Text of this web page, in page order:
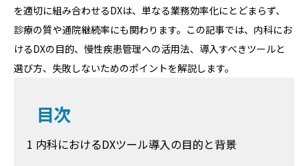
を適切に組み合わせるDXは、単なる業務効率化にとどまらず、
診療の質や通院継続率にも関わります。この記事では、内科にお
けるDXの目的、慢性疾患管理への活用法、導入すべきツールと
選び方、失敗しないためのポイントを解説します。
目次
1 内科におけるDXツール導入の目的と背景